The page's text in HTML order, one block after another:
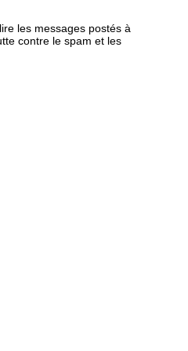
les messages postés à
contre le spam et les